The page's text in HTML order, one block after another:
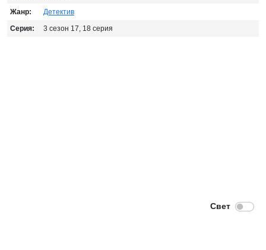
Жанр:
Детектив
Серия:
3 сезон 17, 18 серия